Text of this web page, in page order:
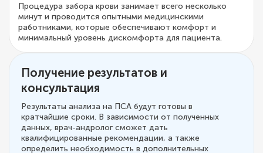
Процедура забора крови занимает всего несколько
минут и проводится опытными медицинскими
работниками, которые обеспечивают комфорт и
минимальный уровень дискомфорта для пациента.
Получение результатов и
консультация
Результаты анализа на ПСА будут готовы в
кратчайшие сроки. В зависимости от полученных
данных, врач-андролог сможет дать
квалифицированные рекомендации, а также
определить необходимость в дополнительных